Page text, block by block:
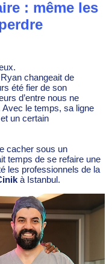
: même les
changeait de
été fier de son
d’entre nous ne
Avec le temps, sa ligne
un certain
cacher sous un
temps de se refaire une
les professionnels de la
à Istanbul.